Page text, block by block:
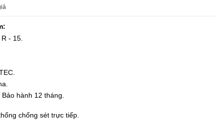
- 15.
hành 12 tháng.
chống sét trực tiếp.